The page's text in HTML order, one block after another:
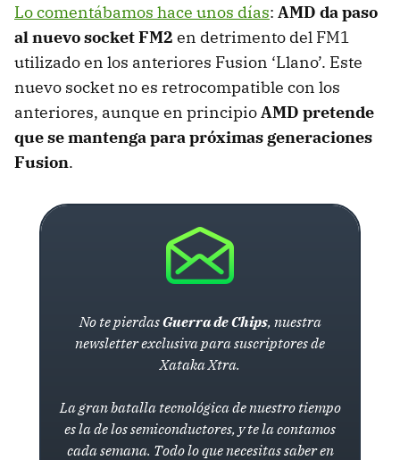
Lo comentábamos hace unos días: AMD da paso
al nuevo socket FM2 en detrimento del FM1
utilizado en los anteriores Fusion ‘Llano’. Este
nuevo socket no es retrocompatible con los
anteriores, aunque en principioAMD pretende
que se mantenga para próximas generaciones
Fusion.
No te pierdasGuerra de Chips, nuestra
newsletter exclusiva para suscriptores de
Xataka Xtra.
La gran batalla tecnológica de nuestro tiempo
es la de los semiconductores, y te la contamos
cada semana. Todo lo que necesitas saber en